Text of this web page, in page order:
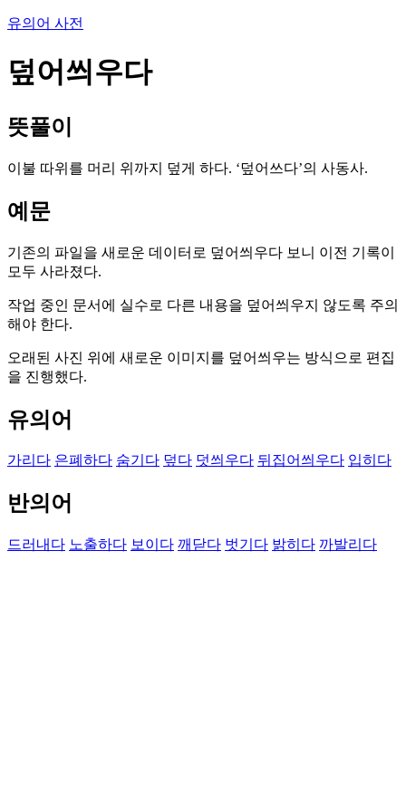
유의어 사전
덮어씌우다
뜻풀이
이불 따위를 머리 위까지 덮게 하다. ‘덮어쓰다’의 사동사.
예문
기존의 파일을 새로운 데이터로 덮어씌우다 보니 이전 기록이
모두 사라졌다.
작업 중인 문서에 실수로 다른 내용을 덮어씌우지 않도록 주의
해야 한다.
오래된 사진 위에 새로운 이미지를 덮어씌우는 방식으로 편집
을 진행했다.
유의어
가리다 은폐하다 숨기다 덮다 덧씌우다 뒤집어씌우다 입히다
반의어
드러내다 노출하다 보이다 깨닫다 벗기다 밝히다 까발리다